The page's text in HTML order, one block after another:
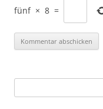
fünf × 8 =
nach: